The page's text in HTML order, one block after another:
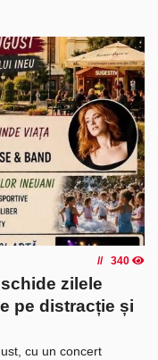
340
zilele
pe distracție și
cu un concert